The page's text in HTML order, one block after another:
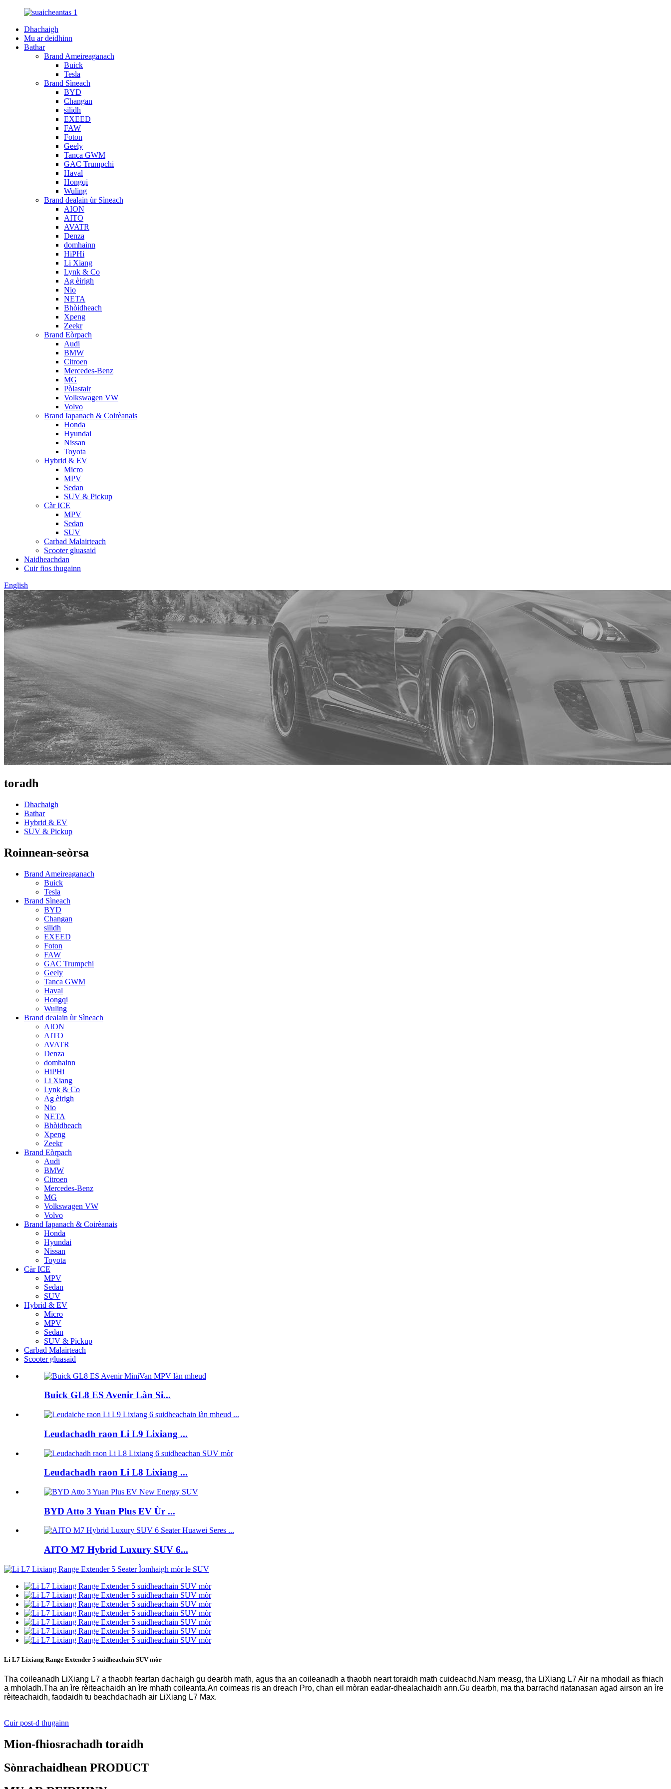
Dhachaigh
Mu ar deidhinn
Bathar
Brand Ameireaganach
Buick
Tesla
Brand Sìneach
BYD
Changan
silidh
EXEED
FAW
Foton
Geely
Tanca GWM
GAC Trumpchi
Haval
Hongqi
Wuling
Brand dealain ùr Sìneach
AION
AITO
AVATR
Denza
domhainn
HiPHi
Li Xiang
Lynk & Co
Ag èirigh
Nio
NETA
Bhòidheach
Xpeng
Zeekr
Brand Eòrpach
Audi
BMW
Citroen
Mercedes-Benz
MG
Pòlastair
Volkswagen VW
Volvo
Brand Iapanach & Coirèanais
Honda
Hyundai
Nissan
Toyota
Hybrid & EV
Micro
MPV
Sedan
SUV & Pickup
Càr ICE
MPV
Sedan
SUV
Carbad Malairteach
Scooter gluasaid
Naidheachdan
Cuir fios thugainn
English
toradh
Dhachaigh
Bathar
Hybrid & EV
SUV & Pickup
Roinnean-seòrsa
Brand Ameireaganach
Buick
Tesla
Brand Sìneach
BYD
Changan
silidh
EXEED
Foton
FAW
GAC Trumpchi
Geely
Tanca GWM
Haval
Hongqi
Wuling
Brand dealain ùr Sìneach
AION
AITO
AVATR
Denza
domhainn
HiPHi
Li Xiang
Lynk & Co
Ag èirigh
Nio
NETA
Bhòidheach
Xpeng
Zeekr
Brand Eòrpach
Audi
BMW
Citroen
Mercedes-Benz
MG
Volkswagen VW
Volvo
Brand Iapanach & Coirèanais
Honda
Hyundai
Nissan
Toyota
Càr ICE
MPV
Sedan
SUV
Hybrid & EV
Micro
MPV
Sedan
SUV & Pickup
Carbad Malairteach
Scooter gluasaid
Buick GL8 ES Avenir Làn Si...
Leudachadh raon Li L9 Lixiang ...
Leudachadh raon Li L8 Lixiang ...
BYD Atto 3 Yuan Plus EV Ùr ...
AITO M7 Hybrid Luxury SUV 6...
Li L7 Lixiang Range Extender 5 suidheachain SUV mòr
Tha coileanadh LiXiang L7 a thaobh feartan dachaigh gu dearbh math, agus tha an coileanadh a thaobh neart toraidh math cuideachd.Nam measg, tha LiXiang L7 Air na mhodail as fhiach
a mholadh.Tha an ìre rèiteachaidh an ìre mhath coileanta.An coimeas ris an dreach Pro, chan eil mòran eadar-dhealachaidh ann.Gu dearbh, ma tha barrachd riatanasan agad airson an ìre
rèiteachaidh, faodaidh tu beachdachadh air LiXiang L7 Max.
Cuir post-d thugainn
Mion-fhiosrachadh toraidh
Sònrachaidhean PRODUCT